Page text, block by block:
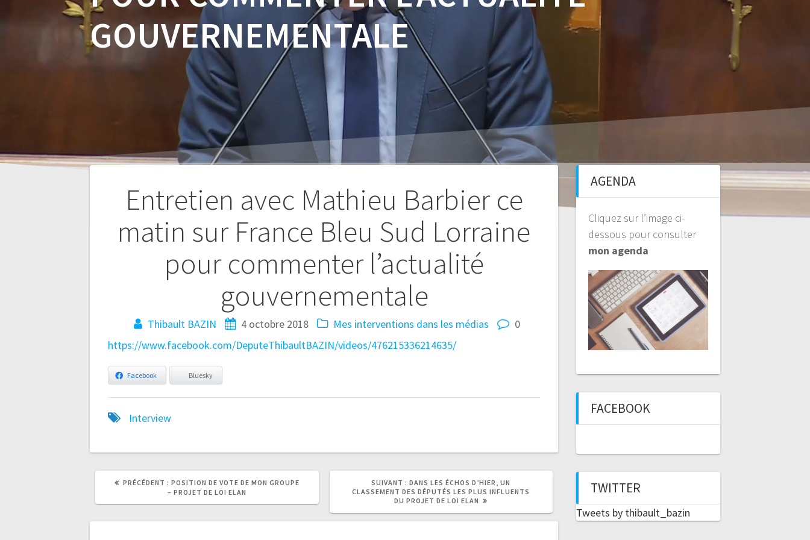
GOUVERNEMENTALE
Entretien avec Mathieu Barbier ce
matin sur France Bleu Sud Lorraine
pour commenter l’actualité
gouvernementale
Thibault BAZIN 4 octobre 2018 Mes interventions dans les médias
0
https://www.facebook.com/DeputeThibaultBAZIN/videos/476215336214635/
Facebook Bluesky
Interview
Navigation
PRÉCÉDENT :
ARTICLE
PRÉCÉDENT
POSITION DE VOTE DE MON GROUPE
– PROJET DE LOI ELAN
SUIVANT :
ARTICLE
SUIVANT
DANS LES ÉCHOS D’HIER, UN
CLASSEMENT DES DÉPUTÉS LES PLUS INFLUENTS
DU PROJET DE LOI ELAN
AGENDA
Cliquez sur l’image ci-
dessous pour consulter
mon agenda
FACEBOOK
TWITTER
Tweets by thibault_bazin